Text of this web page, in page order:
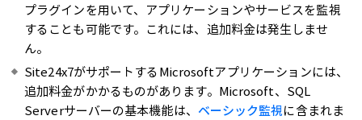
プラグインを用いて、アプリケーションやサービスを監視
することも可能です。これには、追加料金は発生しませ
ん。
Site24x7がサポートするMicrosoftアプリケーションには、
追加料金がかかるものがあります。Microsoft、SQL
Serverサーバーの基本機能は、 ベーシック監視に含まれま